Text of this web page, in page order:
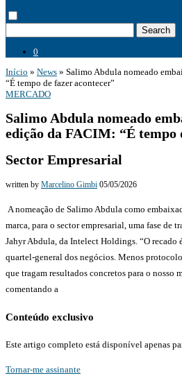
Search
0
Início » News » Salimo Abdula nomeado
“É tempo de fazer acontecer”
MERCADO
Salimo Abdula nomeado
edição da FACIM: “É tempo
Sector Empresarial
written by Marcelino Gimbi 05/05/2026
A nomeação de Salimo Abdula como
marca, para o sector empresarial, uma fase de
Jahyr Abdula, da Intelect Holdings. “O recado
quartel-general dos negócios. Menos
que tragam resultados concretos para o nosso
comentando a
Conteúdo exclusivo
Este artigo completo está disponível apenas
Tornar-me assinante